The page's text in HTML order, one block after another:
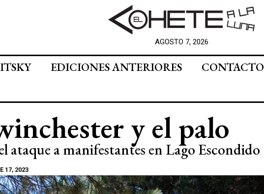
AGOSTO 7, 2026
EDICIONES ANTERIORES
CONTACTO
y el palo
ataque a manifestantes en Lago Escondido
17, 2023